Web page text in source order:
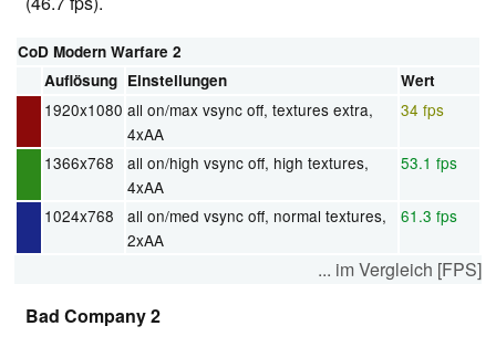
CoD Modern Warfare 2
Auflösung Einstellungen Wert
1920x1080 all on/max vsync off, textures extra,
4xAA
34 fps
1366x768
all on/high vsync off, high textures,
4xAA
53.1 fps
1024x768
all on/med vsync off, normal textures,
2xAA
61.3 fps
... im Vergleich [FPS]
Bad Company 2